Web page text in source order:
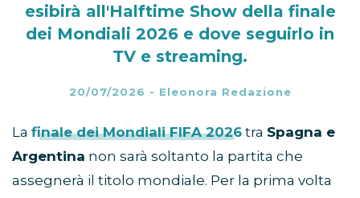
esibirà all'Halftime Show della finale
dei Mondiali 2026 e dove seguirlo in
TV e streaming.
20/07/2026 - Eleonora Redazione
La finale dei Mondiali FIFA 2026 tra Spagna e
Argentina non sarà soltanto la partita che
assegnerà il titolo mondiale. Per la prima volta